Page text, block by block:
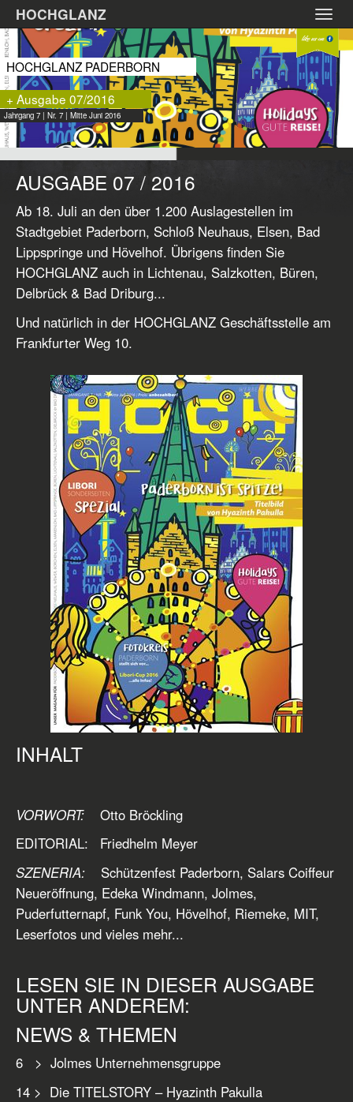
Zum
Hauptinhalt
springen
HOCHGLANZ
HOCHGLANZ PADERBORN
+ Ausgabe 07/2016
Jahrgang 7 | Nr. 7 | Mitte Juni 2016
AUSGABE 07 / 2016
Ab 18. Juli an den über 1.200 Auslagestellen im
Stadtgebiet Paderborn, Schloß Neuhaus, Elsen, Bad
Lippspringe und Hövelhof. Übrigens finden Sie
HOCHGLANZ auch in Lichtenau, Salzkotten, Büren,
Delbrück & Bad Driburg...
Und natürlich in der HOCHGLANZ Geschäftsstelle am
Frankfurter Weg 10.
INHALT
VORWORT:
Otto Bröckling
EDITORIAL: Friedhelm Meyer
SZENERIA: Schützenfest Paderborn, Salars Coiffeur
Neueröffnung, Edeka Windmann, Jolmes,
Puderfutternapf, Funk You, Hövelhof, Riemeke, MIT,
Leserfotos und vieles mehr...
LESEN SIE IN DIESER AUSGABE
UNTER ANDEREM:
NEWS & THEMEN
6 > Jolmes Unternehmensgruppe
14 > Die TITELSTORY – Hyazinth Pakulla